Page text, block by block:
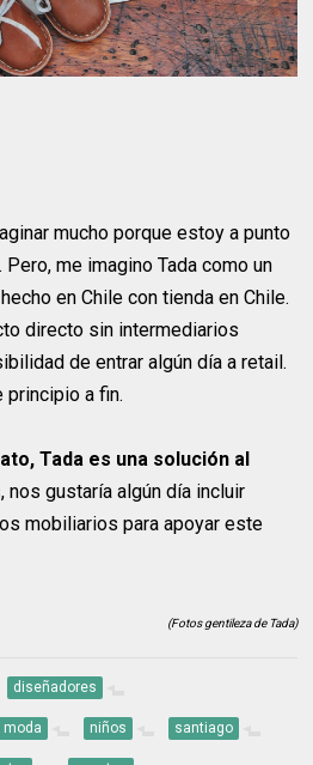
mucho porque estoy a punto
me imagino Tada como un
en Chile con tienda en Chile.
directo sin intermediarios
de entrar algún día a retail.
principio a fin.
Tada es una solución al
, nos gustaría algún día incluir
mobiliarios para apoyar este
(Fotos gentileza de Tada)
diseñadores
moda niños santiago